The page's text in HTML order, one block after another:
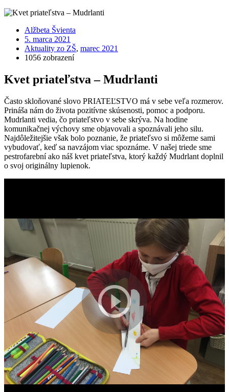
Alžbeta Švienta
5. marca 2021
Aktuality zo ZŠ, marec 2021
1056 zobrazení
Kvet priateľstva – Mudrlanti
Často skloňované slovo PRIATEĽSTVO má v sebe veľa rozmerov.
Prináša nám do života pozitívne skúsenosti, pomoc a podporu.
Mudrlanti vedia, čo priateľstvo v sebe skrýva. Na hodine
komunikačnej výchovy sme objavovali a spoznávali jeho silu.
Najdôležitejšie však bolo poznanie, že priateľsvo si môžeme sami
vybudovať, keď sa navzájom viac spoznáme. V našej triede sme
pestrofarební ako náš kvet priateľstva, ktorý každý Mudrlant doplnil
o svoj originálny lupienok.